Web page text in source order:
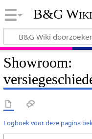
B&G Wiki
Showroom:
Logboek voor deze pagina